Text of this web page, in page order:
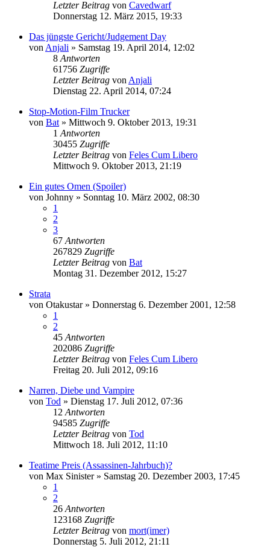
Letzter Beitrag von Cavedwarf
Donnerstag 12. März 2015, 19:33
Das jüngste Gericht/Judgement Day
von Anjali » Samstag 19. April 2014, 12:02
8 Antworten
61756 Zugriffe
Letzter Beitrag von Anjali
Dienstag 22. April 2014, 07:24
Stop-Motion-Film Trucker
von Bat » Mittwoch 9. Oktober 2013, 19:31
1 Antworten
30455 Zugriffe
Letzter Beitrag von Feles Cum Libero
Mittwoch 9. Oktober 2013, 21:19
Ein gutes Omen (Spoiler)
von Johnny » Sonntag 10. März 2002, 08:30
1
2
3
67 Antworten
267829 Zugriffe
Letzter Beitrag von Bat
Montag 31. Dezember 2012, 15:27
Strata
von Otakustar» Donnerstag 6. Dezember 2001, 12:58
1
2
45 Antworten
202086 Zugriffe
Letzter Beitrag von Feles Cum Libero
Freitag 20. Juli 2012, 09:16
Narren, Diebe und Vampire
von Tod » Dienstag 17. Juli 2012, 07:36
12 Antworten
94585 Zugriffe
Letzter Beitrag von Tod
Mittwoch 18. Juli 2012, 11:10
Teatime Preis (Assassinen-Jahrbuch)?
von Max Sinister» Samstag 20. Dezember 2003, 17:45
1
2
26 Antworten
123168 Zugriffe
Letzter Beitrag von mort(imer)
Donnerstag 5. Juli 2012, 21:11